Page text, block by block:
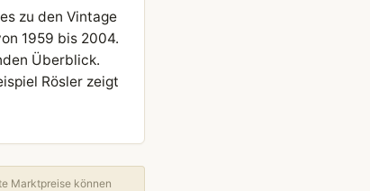
zu den Vintage
1959 bis 2004.
Überblick.
Rösler zeigt
Marktpreise können